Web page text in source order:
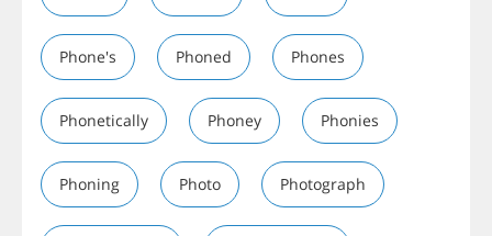
Phone's Phoned Phones
Phonetically Phoney Phonies
Phoning Photo Photograph